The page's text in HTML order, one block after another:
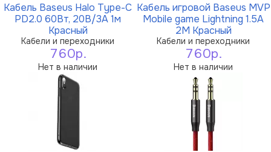
Кабель Baseus Halo Type-C
PD2.0 60Вт, 20В/3A 1м
Красный
Кабели и переходники
760р.
Нет в наличии
Кабель игровой Baseus MVP
Mobile game Lightning 1.5A
2M Красный
Кабели и переходники
760р.
Нет в наличии